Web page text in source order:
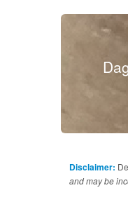
Disclaimer:
and may be